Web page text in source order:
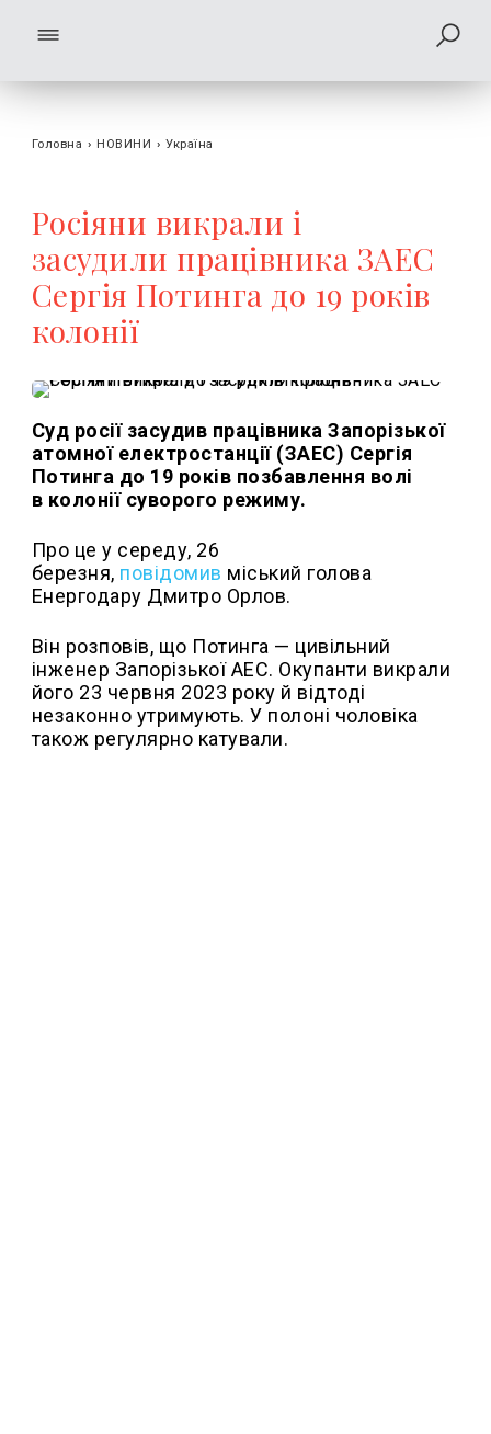
Головна › НОВИНИ › Україна
Росіяни викрали і
засудили працівника ЗАЕС
Сергія Потинга до 19 років
колонії
Суд росії засудив працівника Запорізької
атомної електростанції (ЗАЕС) Сергія
Потинга до 19 років позбавлення волі
в колонії суворого режиму.
Про це у середу, 26
березня, повідомив міський голова
Енергодару Дмитро Орлов.
Він розповів, що Потинга — цивільний
інженер Запорізької АЕС. Окупанти викрали
його 23 червня 2023 року й відтоді
незаконно утримують. У полоні чоловіка
також регулярно катували.